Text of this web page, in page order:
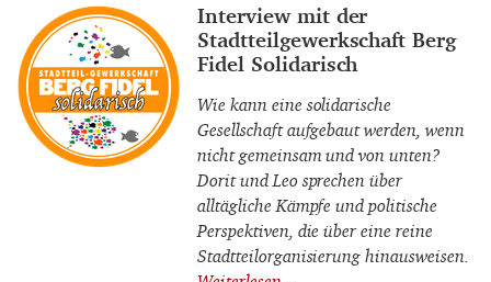
Interviewpartner_innen
Interview mit der
Stadtteilgewerkschaft Berg
Fidel Solidarisch
Wie kann eine solidarische
Gesellschaft aufgebaut werden, wenn
nicht gemeinsam und von unten?
Dorit und Leo sprechen über
alltägliche Kämpfe und politische
Perspektiven, die über eine reine
Stadtteilorganisierung hinausweisen.